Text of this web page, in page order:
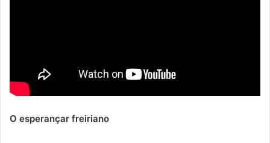
O esperançar freiriano